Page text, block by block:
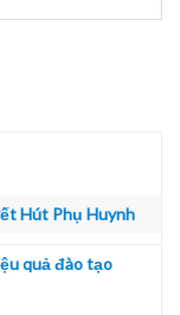
Hút Phụ Huynh
quả đào tạo